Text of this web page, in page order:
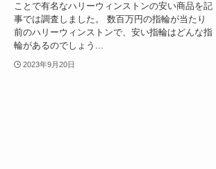
ことで有名なハリーウィンストンの安い商品を記
事では調査しました。 数百万円の指輪が当たり
前のハリーウィンストンで、安い指輪はどんな指
輪があるのでしょう...
2023年9月20日